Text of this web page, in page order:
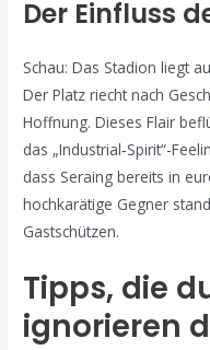
Der Einfluss
Schau: Das Stadion liegt
Der Platz riecht nach
Hoffnung. Dieses Flair
das „Industrial‑Spirit“-
dass Seraing bereits in
hochkarätige Gegner
Gastschützen.
Tipps, die
ignorieren